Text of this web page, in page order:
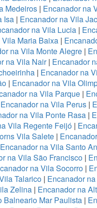
Medeiros| Encanador na
Isa| Encanador na Vila
na Vila Lucia|
Maria Baixa|
na Vila Monte Alegre |
na Vila Nair| Encanador
| Encanador na
| Encanador na Vila
na Vila Parque |
Encanador na Vila Perus|
na Vila Ponte Rasa|
Vila Regente Feijó|
Vila Salete |
Encanador na Vila Santo
na Vila São Francisco|
na Vila Socorro|
Talarico| Encanador
Zelina | Encanador na
Balneario Mar Paulista |